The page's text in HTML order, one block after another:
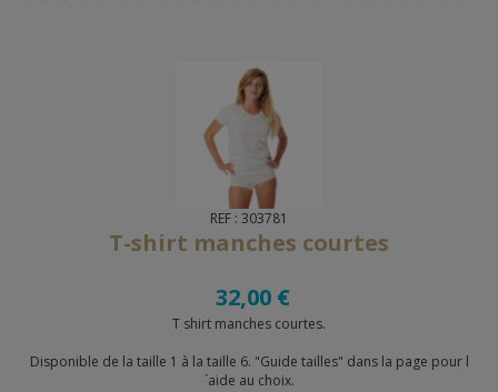
REF : 303781
T-shirt manches courtes
32,00 €
T shirt manches courtes.
Disponible de la taille 1 à la taille 6. "Guide tailles" dans la page pour l
´aide au choix.